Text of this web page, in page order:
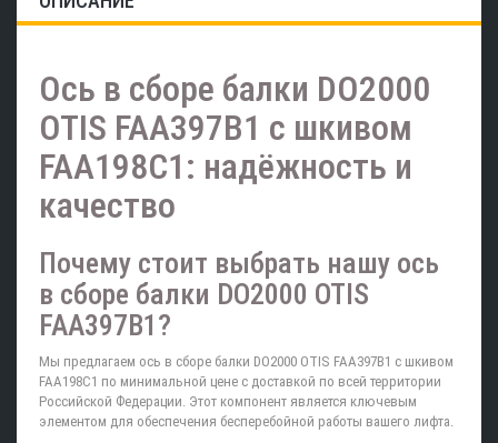
Ось в сборе балки DO2000
OTIS FAA397B1 с шкивом
FAA198C1: надёжность и
качество
Почему стоит выбрать нашу ось
в сборе балки DO2000 OTIS
FAA397B1?
Мы предлагаем ось в сборе балки DO2000 OTIS FAA397B1 с шкивом
FAA198C1 по минимальной цене с доставкой по всей территории
Российской Федерации. Этот компонент является ключевым
элементом для обеспечения бесперебойной работы вашего лифта.